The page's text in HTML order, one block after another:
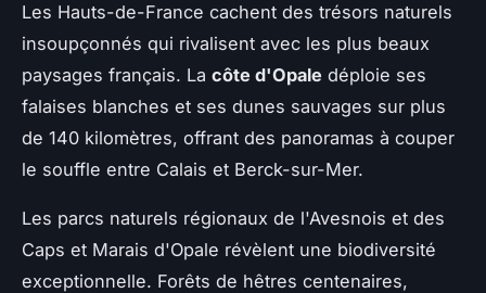
Les Hauts-de-France cachent des trésors naturels
insoupçonnés qui rivalisent avec les plus beaux
paysages français. La côte d'Opale déploie ses
falaises blanches et ses dunes sauvages sur plus
de 140 kilomètres, offrant des panoramas à couper
le souffle entre Calais et Berck-sur-Mer.
Les parcs naturels régionaux de l'Avesnois et des
Caps et Marais d'Opale révèlent une biodiversité
exceptionnelle. Forêts de hêtres centenaires,